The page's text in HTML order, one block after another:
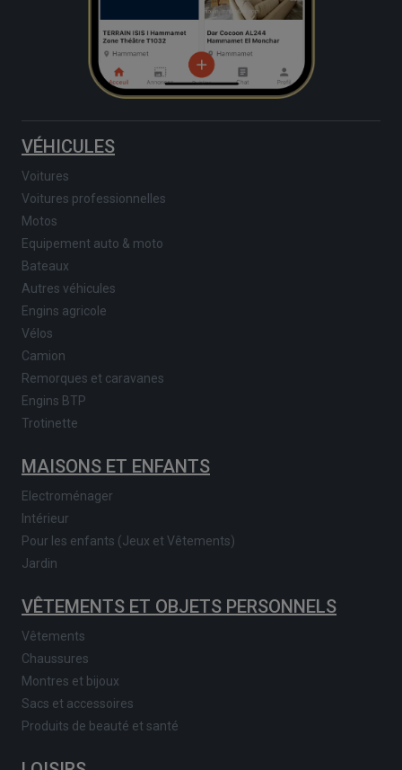
VÉHICULES
Voitures
Voitures professionnelles
Motos
Equipement auto & moto
Bateaux
Autres véhicules
Engins agricole
Vélos
Camion
Remorques et caravanes
Engins BTP
Trotinette
MAISONS ET ENFANTS
Electroménager
Intérieur
Pour les enfants (Jeux et Vêtements)
Jardin
VÊTEMENTS ET OBJETS PERSONNELS
Vêtements
Chaussures
Montres et bijoux
Sacs et accessoires
Produits de beauté et santé